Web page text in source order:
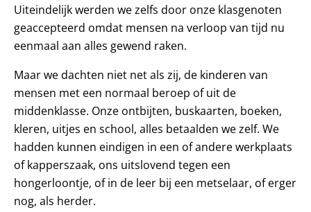
Uiteindelijk werden we zelfs door onze klasgenoten
geaccepteerd omdat mensen na verloop van tijd nu
eenmaal aan alles gewend raken.
Maar we dachten niet net als zij, de kinderen van
mensen met een normaal beroep of uit de
middenklasse. Onze ontbijten, buskaarten, boeken,
kleren, uitjes en school, alles betaalden we zelf. We
hadden kunnen eindigen in een of andere werkplaats
of kapperszaak, ons uitslovend tegen een
hongerloontje, of in de leer bij een metselaar, of erger
nog, als herder.